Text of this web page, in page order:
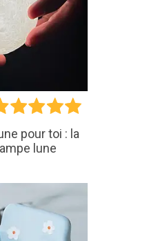
pour toi : la
lune